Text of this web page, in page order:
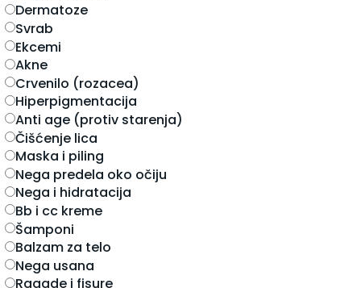
dermatoze
svrab
ekcemi
akne
crvenilo (rozacea)
hiperpigmentacija
anti age (protiv starenja)
čišćenje lica
maska i piling
nega predela oko očiju
nega i hidratacija
bb i cc kreme
šamponi
balzam za telo
nega usana
ragade i fisure